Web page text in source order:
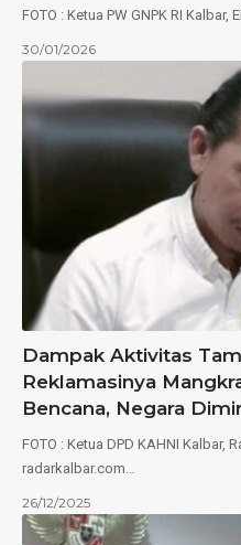
FOTO : Ketua PW GNPK RI Kalbar,
30/01/2026
Dampak Aktivitas
Reklamasinya
Bencana, Negara
FOTO : Ketua DPD KAHNI Kalbar,
radarkalbar.com…
26/12/2025